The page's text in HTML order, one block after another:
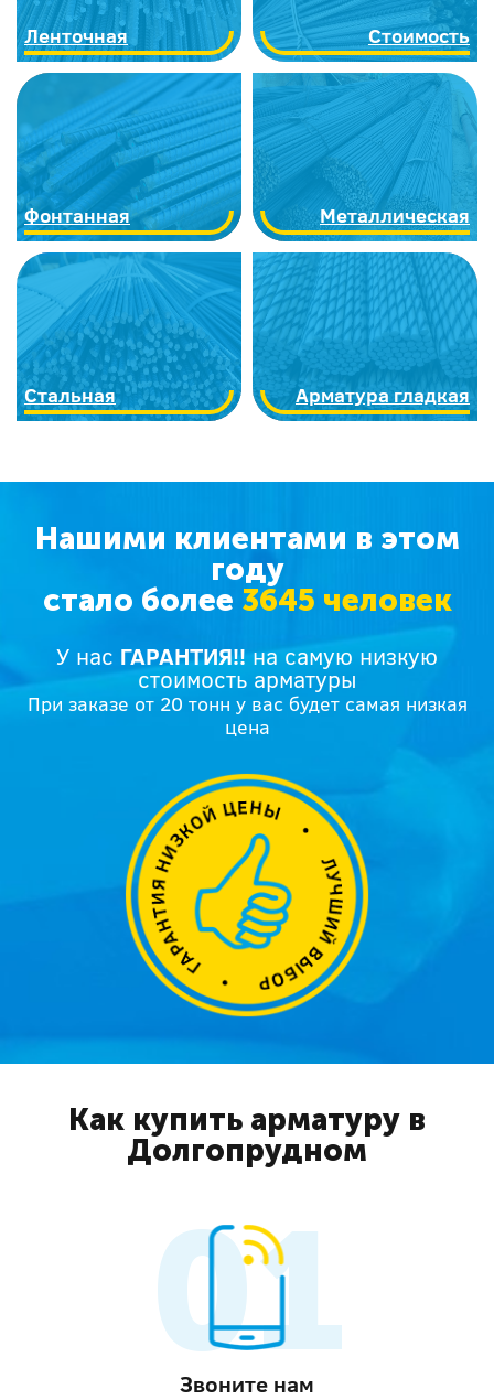
Ленточная Стоимость
Фонтанная Металлическая
Стальная Арматура гладкая
Нашими клиентами в этом
году
стало более 3645 человек
У нас ГАРАНТИЯ!! на самую низкую
стоимость арматуры
При заказе от 20 тонн у вас будет самая низкая
цена
Как купить арматуру в
Долгопрудном
Звоните нам